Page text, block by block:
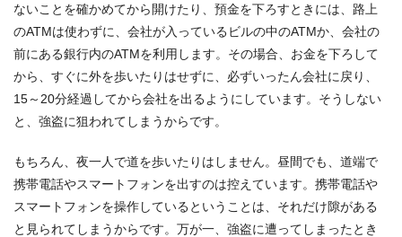
ないことを確かめてから開けたり、預金を下ろすときには、路上
のATMは使わずに、会社が入っているビルの中のATMか、会社の
前にある銀行内のATMを利用します。その場合、お金を下ろして
から、すぐに外を歩いたりはせずに、必ずいったん会社に戻り、
15～20分経過してから会社を出るようにしています。そうしない
と、強盗に狙われてしまうからです。
もちろん、夜一人で道を歩いたりはしません。昼間でも、道端で
携帯電話やスマートフォンを出すのは控えています。携帯電話や
スマートフォンを操作しているということは、それだけ隙がある
と見られてしまうからです。万が一、強盗に遭ってしまったとき